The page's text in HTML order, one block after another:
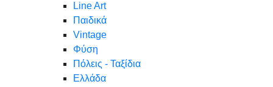
Line Art
Παιδικά
Vintage
Φύση
Πόλεις - Ταξίδια
Ελλάδα